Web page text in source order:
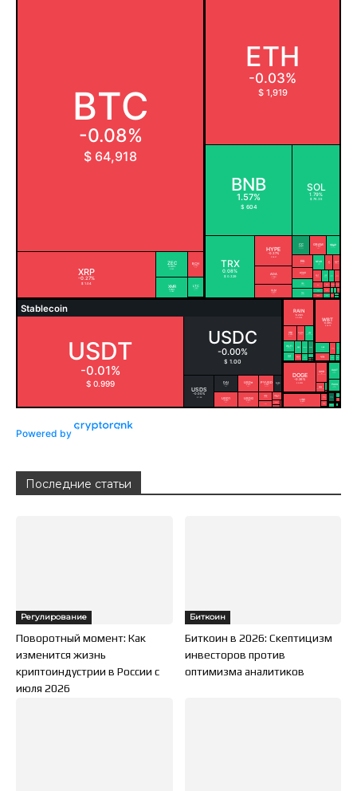
Powered by
Последние статьи
Регулирование
Поворотный момент: Как
изменится жизнь
криптоиндустрии в России с
июля 2026
Биткоин
Биткоин в 2026: Скептицизм
инвесторов против
оптимизма аналитиков